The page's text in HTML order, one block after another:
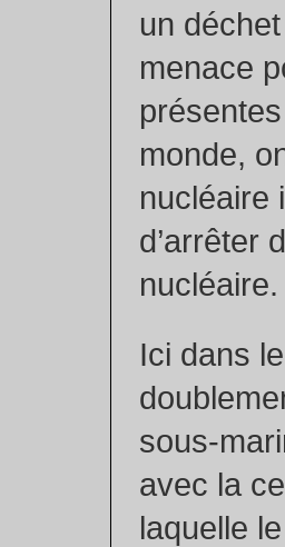
un
menace
monde,
nucléaire
d’arrêter
nucléaire.
Ici dans
sous-
avec la
laquelle